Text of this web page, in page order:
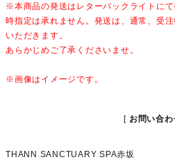
※本商品の発送はレターパックライトに
時指定は承れません。発送は、通常、受
いただきます。
あらかじめご了承くださいませ。
※画像はイメージです。
お問い合わ
THANN SANCTUARY SPA赤坂